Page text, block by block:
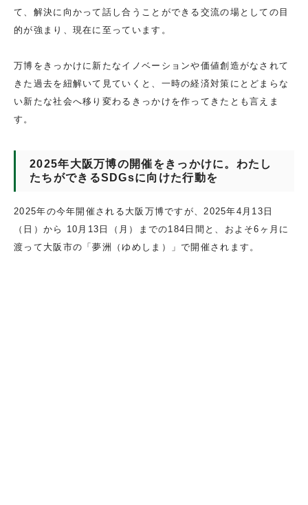
て、解決に向かって話し合うことができる交流の場としての目
的が強まり、現在に至っています。
万博をきっかけに新たなイノベーションや価値創造がなされて
きた過去を紐解いて見ていくと、一時の経済対策にとどまらな
い新たな社会へ移り変わるきっかけを作ってきたとも言えま
す。
2025年大阪万博の開催をきっかけに。わたし
たちができるSDGsに向けた行動を
2025年の今年開催される大阪万博ですが、2025年4月13日
（日）から 10月13日（月）までの184日間と、およそ6ヶ月に
渡って大阪市の「夢洲（ゆめしま）」で開催されます。